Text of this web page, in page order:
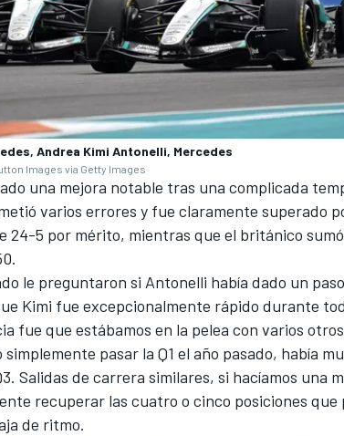
Andrea Kimi Antonelli, Mercedes
Images via Getty Images
una mejora notable tras una complicada
varios errores y fue claramente superado
24-5 por mérito, mientras que el británico
le preguntaron si Antonelli había dado un
Kimi fue excepcionalmente rápido durante
fue que estábamos en la pelea con varios
pasar la Q1 el año pasado, había
Salidas de carrera similares, si hacíamos una
recuperar las cuatro o cinco posiciones que
de ritmo.